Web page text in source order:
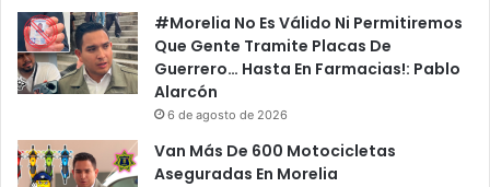
#Morelia No Es Válido Ni Permitiremos
Que Gente Tramite Placas De
Guerrero… Hasta En Farmacias!: Pablo
Alarcón
6 de agosto de 2026
Van Más De 600 Motocicletas
Aseguradas En Morelia